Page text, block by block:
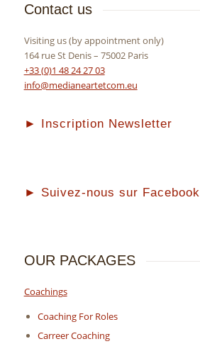
Contact us
Visiting us (by appointment only)
164 rue St Denis – 75002 Paris
+33 (0)1 48 24 27 03
info@medianeartetcom.eu
► Inscription Newsletter
► Suivez-nous sur Facebook
OUR PACKAGES
Coachings
Coaching For Roles
Carreer Coaching